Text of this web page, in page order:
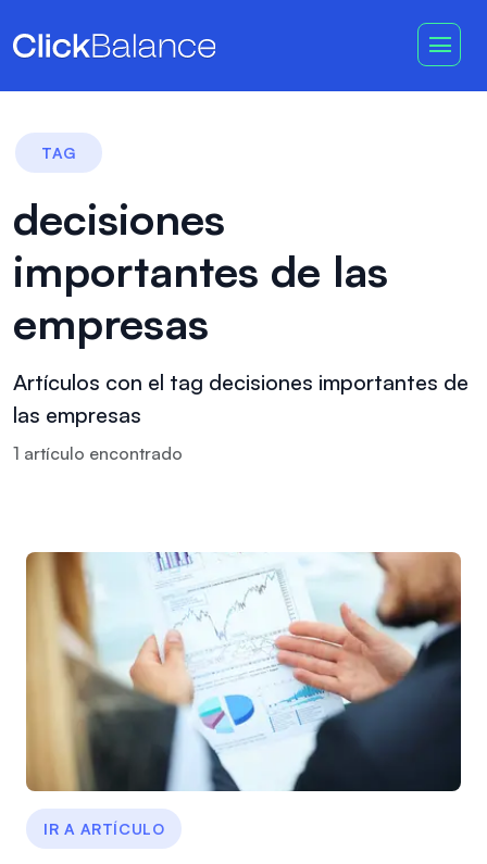
TAG
decisiones
importantes de las
empresas
Artículos con el tag decisiones importantes de
las empresas
1 artículo encontrado
IR A ARTÍCULO